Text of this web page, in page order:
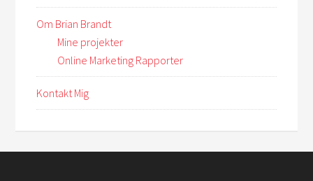
Om Brian Brandt
Mine projekter
Online Marketing Rapporter
Kontakt Mig